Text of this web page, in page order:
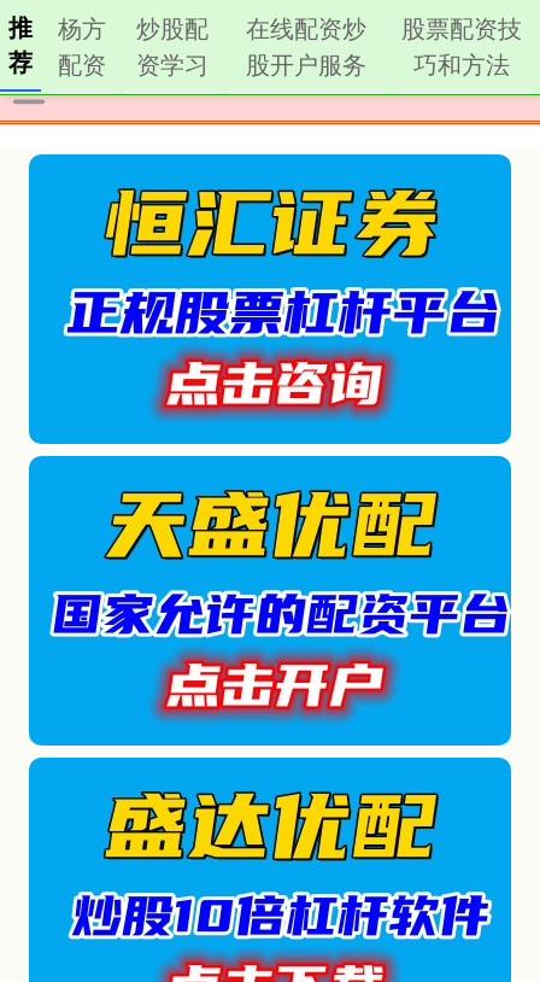
推
荐
杨方
配资
炒股配
资学习
在线配资炒
股开户服务
股票配资技
巧和方法